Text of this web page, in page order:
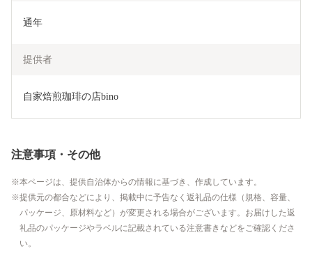
通年
提供者
自家焙煎珈琲の店bino
注意事項・その他
本ページは、提供自治体からの情報に基づき、作成しています。
提供元の都合などにより、掲載中に予告なく返礼品の仕様（規格、容量、
パッケージ、原材料など）が変更される場合がございます。お届けした返
礼品のパッケージやラベルに記載されている注意書きなどをご確認くださ
い。